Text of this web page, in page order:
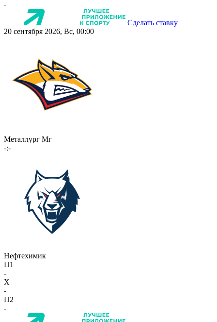
-
Сделать ставку
20 сентября 2026, Вс, 00:00
Металлург Мг
-:-
Нефтехимик
П1
-
X
-
П2
-